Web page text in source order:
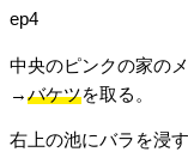
ep4
中央のピンクの家の
→バケツを取る。
右上の池にバラを浸